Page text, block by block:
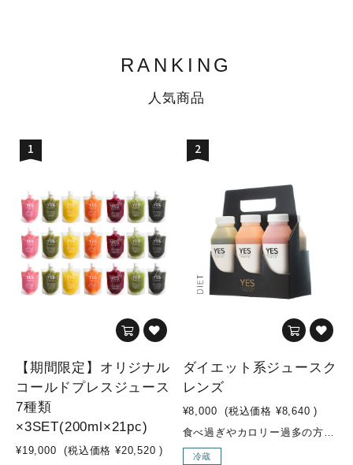
RANKING
人気商品
1
【期間限定】オリジナル
コールドプレスジュース
7種類
×3SET(200ml×21pc)
¥19,000 (税込価格 ¥20,520 )
2
ダイエット系ジュースク
レンズ
¥8,000 (税込価格 ¥8,640 )
食べ過ぎやカロリー過多の方のためのダイエットプログラム緑の野菜(ケール、ホウレン草、セロリ等)をたっぷりと使用し、糖質控えめな果物やカロリーを控えめにしたジュースが入ったダイエット系セットです。“お野菜感”のある味のジュースが多く入っています。ジュースクレンズ経験の豊富な方や、ファスティング経験のある方、ダイエット中の方などにオススメです。 こんな方にオススメ！・ダイエット中にバランス良く栄養補給したい方・ジュースクレンズ上級者の方・ウェイトコントロールしたい方・緑の野菜（ケール、ホウレン草、セロリなど）を多く摂取したい方・糖質制限しつつ、日常的に不足した野菜の栄養素をより多く補給したい方 セット内容MOSS GREEN / GREEN GOODNESS / SEA SIDE / ENERGIZER / VENUSなどが入ります 内容量350ml×6本
冷蔵